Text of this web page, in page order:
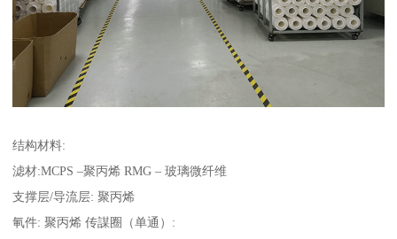
结构材料:
滤材:MCPS –聚丙烯 RMG – 玻璃微纤维
支撑层/导流层: 聚丙烯
氠件: 聚丙烯 传謀圈（单通）: